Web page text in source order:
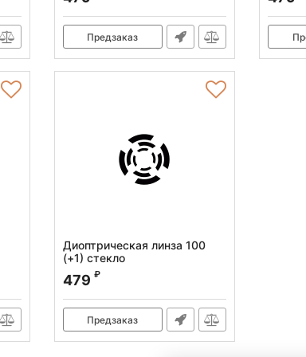
Предзаказ
Диоптрическая линза 100
(+1) стекло
Артикул:
479 ₽
Предзаказ